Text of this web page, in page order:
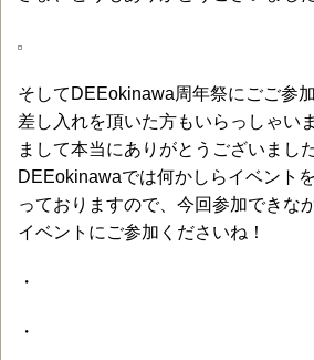
そしてDEEokinawa周年祭にごご参
差し入れを頂いた方もいらっしゃい
まして本当にありがとうございまし
DEEokinawaでは何かしらイベント
っておりますので、今回参加できな
イベントにご参加くださいね！
・
・